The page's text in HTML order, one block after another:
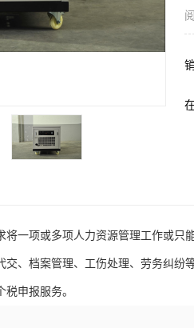
将一项或多项人力资源管理工作或
、档案管理、工伤处理、劳务纠纷等
申报服务。